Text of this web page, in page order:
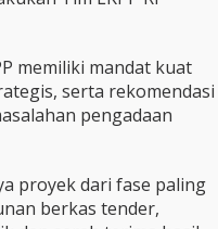
memiliki mandat kuat
serta rekomendasi
pengadaan
proyek dari fase paling
berkas tender,